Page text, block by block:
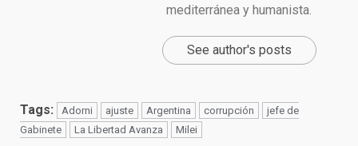
mediterránea y humanista.
See author's posts
Tags: Adorni ajuste Argentina corrupción
jefe de
Gabinete
La Libertad Avanza Milei